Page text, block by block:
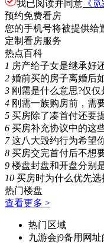
我已阅读并同意 《
预约免费看房
您的手机号将被提供给
定制看房服务
热点百科
1 房产给子女是继承好
2 婚前买的房子离婚后
3 刚需是什么意思?仅
4 刚需一族购房前，需
5 买房除了凑首付还要
6 买房补充协议中的这
7 这八大毁约行为希望
8 买房交完首付后不想
9 楼盘封盘和开盘分别
10 买房时为什么优先
热门楼盘
查看更多 >
热门区域
九游会j9备用网